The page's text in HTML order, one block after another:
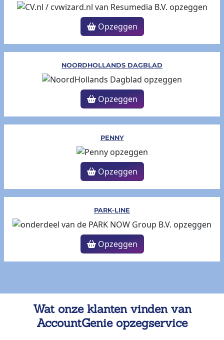
Opzeggen
NOORDHOLLANDS DAGBLAD
Opzeggen
PENNY
Opzeggen
PARK-LINE
Opzeggen
Wat onze klanten vinden van
AccountGenie opzegservice